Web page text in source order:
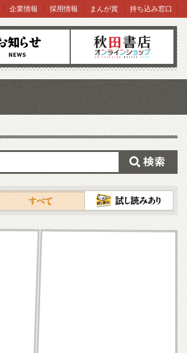
オンラインショップ
企業情報 採用情報 まんが賞 持ち込み窓口
すべて